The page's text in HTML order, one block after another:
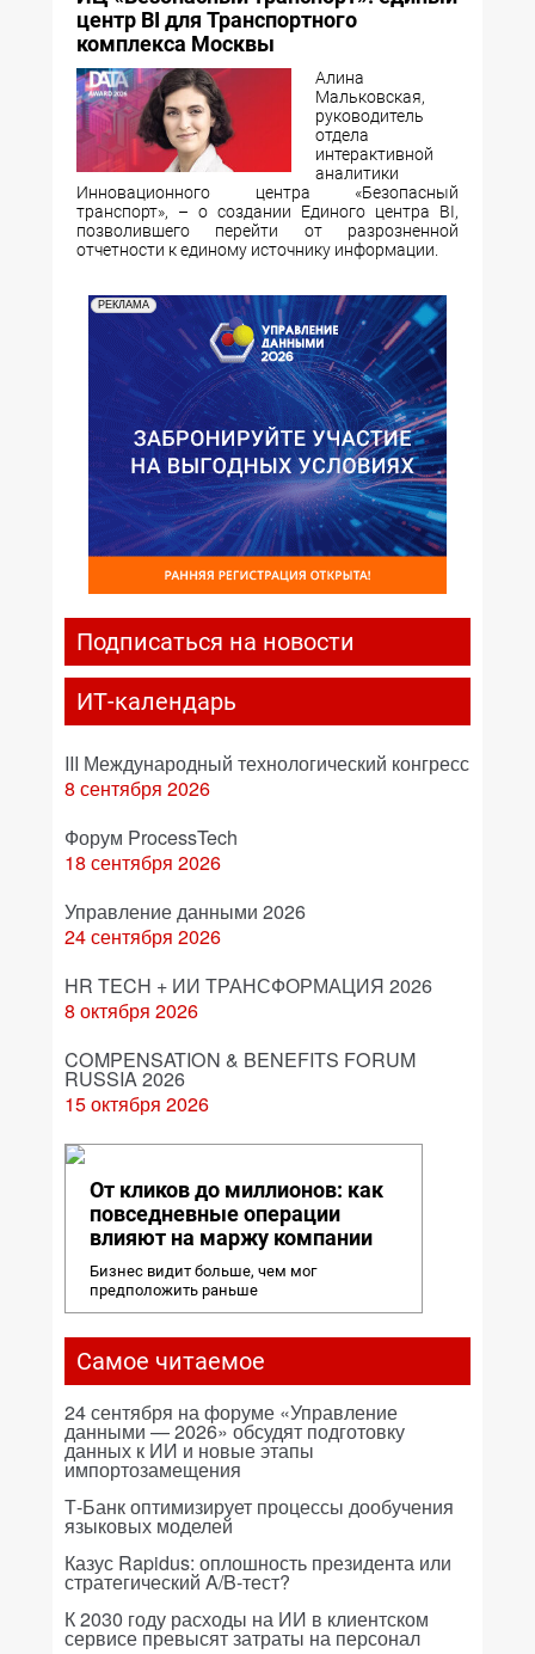
центр BI для Транспортного
комплекса Москвы
Алина
Мальковская,
руководитель
отдела
интерактивной
аналитики
Инновационного центра «Безопасный
транспорт», – о создании Единого центра BI,
позволившего перейти от разрозненной
отчетности к единому источнику информации.
РЕКЛАМА
Подписаться на новости
ИТ-календарь
III Международный технологический конгресс
8 сентября 2026
Форум ProcessTech
18 сентября 2026
Управление данными 2026
24 сентября 2026
HR TECH + ИИ ТРАНСФОРМАЦИЯ 2026
8 октября 2026
COMPENSATION & BENEFITS FORUM
RUSSIA 2026
15 октября 2026
От кликов до миллионов: как
повседневные операции
влияют на маржу компании
Бизнес видит больше, чем мог
предположить раньше
Самое читаемое
24 сентября на форуме «Управление
данными — 2026» обсудят подготовку
данных к ИИ и новые этапы
импортозамещения
Т-Банк оптимизирует процессы дообучения
языковых моделей
Казус Rapidus: оплошность президента или
стратегический A/B-тест?
К 2030 году расходы на ИИ в клиентском
сервисе превысят затраты на персонал